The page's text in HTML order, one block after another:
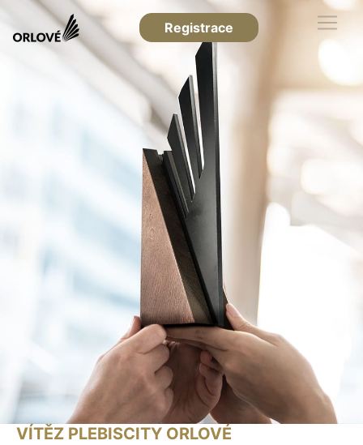
Registrace
VÍTĚZ PLEBISCITY ORLOVÉ